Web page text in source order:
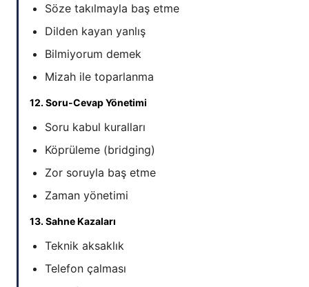
Söze takılmayla baş etme
Dilden kayan yanlış
Bilmiyorum demek
Mizah ile toparlanma
12. Soru-Cevap Yönetimi
Soru kabul kuralları
Köprüleme (bridging)
Zor soruyla baş etme
Zaman yönetimi
13. Sahne Kazaları
Teknik aksaklık
Telefon çalması